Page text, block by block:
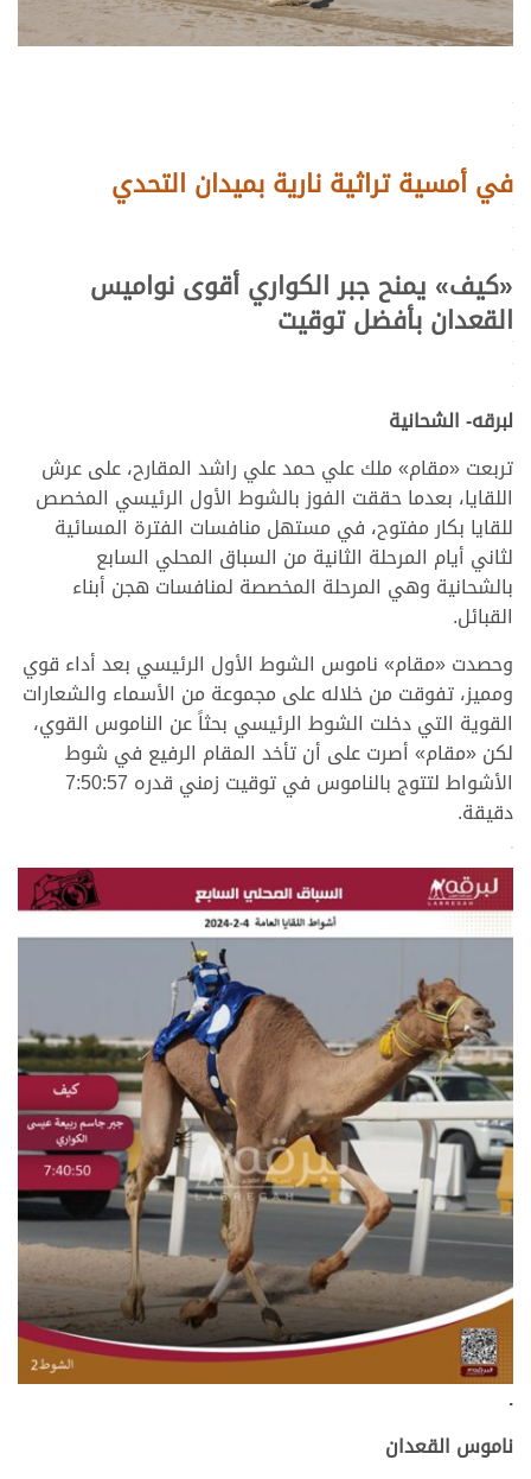
.
.
.
في أمسية تراثية نارية بميدان التحدي.
.
.
«كيف» يمنح جبر الكواري أقوى نواميس
القعدان بأفضل توقيت.
.
.
لبرقه- الشحانية
تربعت «مقام» ملك علي حمد علي راشد المقارح، على عرش
اللقايا، بعدما حققت الفوز بالشوط الأول الرئيسي المخصص
للقايا بكار مفتوح، في مستهل منافسات الفترة المسائية
لثاني أيام المرحلة الثانية من السباق المحلي السابع
بالشحانية وهي المرحلة المخصصة لمنافسات هجن أبناء
القبائل.
وحصدت «مقام» ناموس الشوط الأول الرئيسي بعد أداء قوي
ومميز، تفوقت من خلاله على مجموعة من الأسماء والشعارات
القوية التي دخلت الشوط الرئيسي بحثاً عن الناموس القوي،
لكن «مقام» أصرت على أن تأخد المقام الرفيع في شوط
الأشواط لتتوج بالناموس في توقيت زمني قدره 7:50:57
دقيقة.
>
.
ناموس القعدان